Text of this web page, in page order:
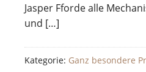
Jasper Fforde alle
und […]
Kategorie: Ganz besondere